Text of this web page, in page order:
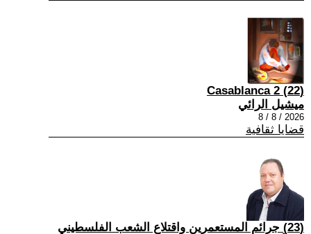
(22) Casablanca 2
ميشيل الرائي
2026 / 8 / 8
قضايا ثقافية
(23) جرائم المستعمرين واقتلاع الشعب الفلسطيني